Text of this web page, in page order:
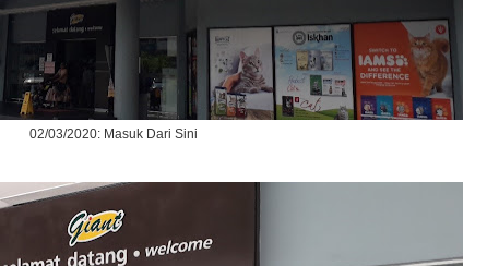
02/03/2020: Masuk Dari Sini